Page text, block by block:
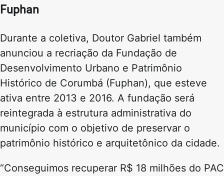
Fuphan
Durante a coletiva, Doutor Gabriel também
anunciou a recriação da Fundação de
Desenvolvimento Urbano e Patrimônio
Histórico de Corumbá (Fuphan), que esteve
ativa entre 2013 e 2016. A fundação será
reintegrada à estrutura administrativa do
município com o objetivo de preservar o
patrimônio histórico e arquitetônico da cidade.
“Conseguimos recuperar R$ 18 milhões do PAC